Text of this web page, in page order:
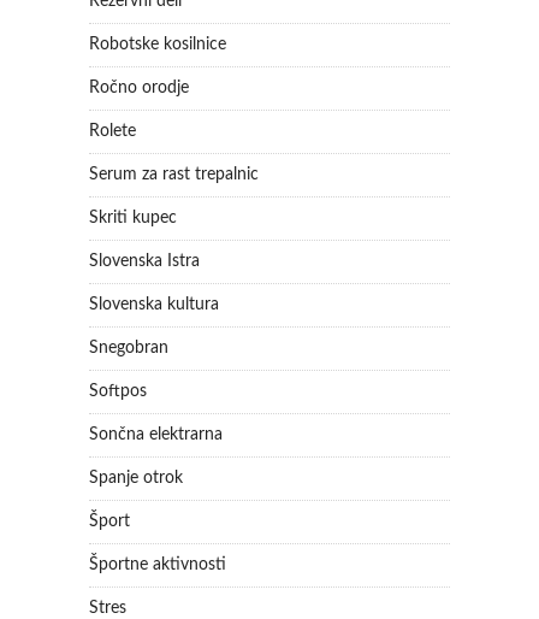
Robotske kosilnice
Ročno orodje
Rolete
Serum za rast trepalnic
Skriti kupec
Slovenska Istra
Slovenska kultura
Snegobran
Softpos
Sončna elektrarna
Spanje otrok
Šport
Športne aktivnosti
Stres